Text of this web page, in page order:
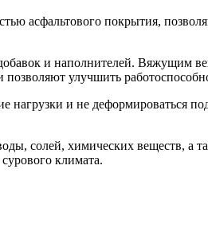
асфальтового покрытия,
и наполнителей. Вяжущим
улучшить
и не деформироваться
солей, химических веществ, а
климата.